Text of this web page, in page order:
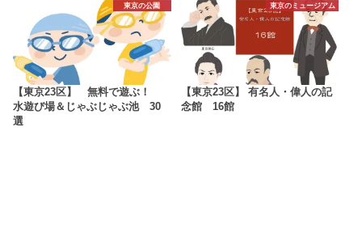
東京の公園
【東京23区】 無料で遊ぶ！
水遊び場＆じゃぶじゃぶ池 30
選
東京のミュージアム
【東京23区】 有名人・偉人の記
念館 16館